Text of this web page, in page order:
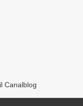
Canalblog